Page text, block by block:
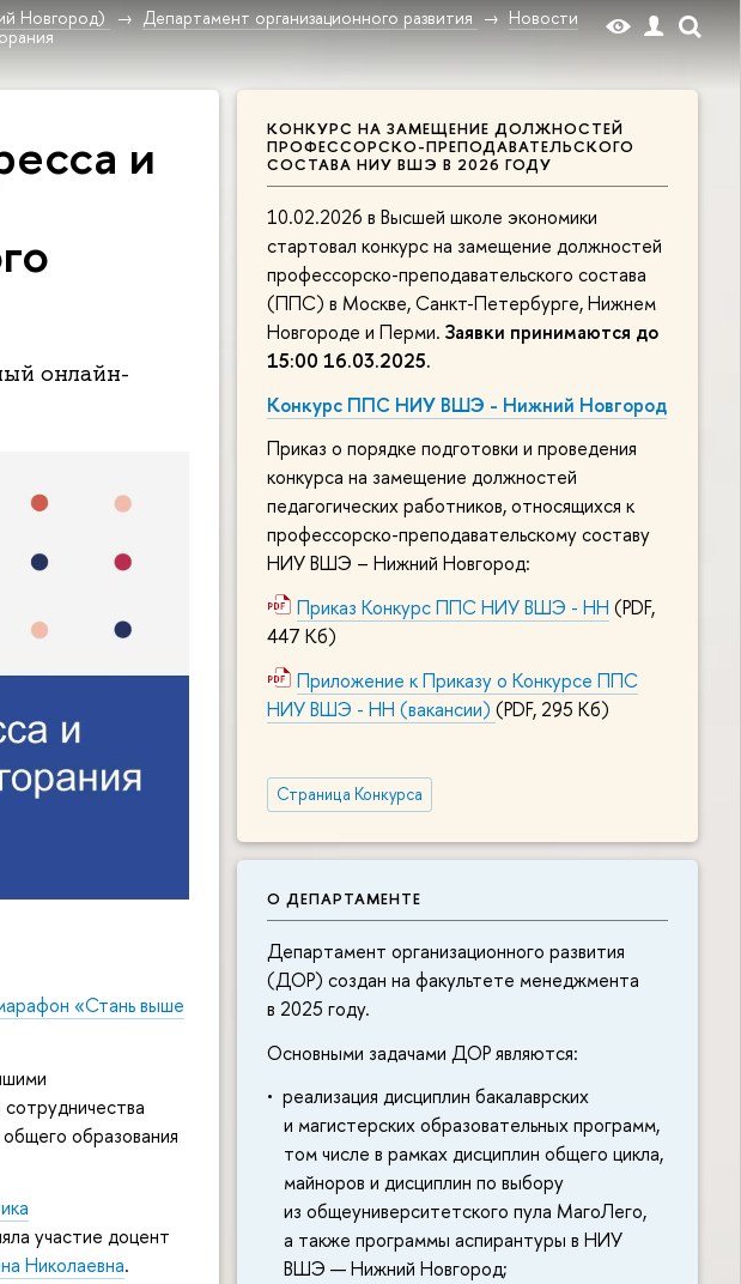
Новгород) Департамент организационного развития
Новости
КОНКУРС НА ЗАМЕЩЕНИЕ ДОЛЖНОСТЕЙ
ПРОФЕССОРСКО-ПРЕПОДАВАТЕЛЬСКОГО
СОСТАВА НИУ ВШЭ В 2026 ГОДУ
10.02.2026 в Высшей школе экономики
стартовал конкурс на замещение должностей
профессорско-преподавательского состава
(ППС) в Москве, Санкт-Петербурге, Нижнем
Новгороде и Перми. Заявки принимаются до
15:00 16.03.2025.
Конкурс ППС НИУ ВШЭ - Нижний Новгород
Приказ о порядке подготовки и проведения
конкурса на замещение должностей
педагогических работников, относящихся к
профессорско-преподавательскому составу
НИУ ВШЭ – Нижний Новгород:
Приказ Конкурс ППС НИУ ВШЭ - НН (PDF,
447 Кб)
Приложение к Приказу о Конкурсе ППС
НИУ ВШЭ - НН (вакансии) (PDF, 295 Кб)
Страница Конкурса
О ДЕПАРТАМЕНТЕ
Департамент организационного развития
(ДОР) создан на факультете менеджмента
в 2025 году.
Основными задачами ДОР являются:
реализация дисциплин бакалаврских
и магистерских образовательных программ,
том числе в рамках дисциплин общего цикла,
майноров и дисциплин по выбору
из общеуниверситетского пула МагоЛего,
а также программы аспирантуры в НИУ
ВШЭ — Нижний Новгород;
и
онлайн-
«Стань выше
образования
участие доцент
Николаевна.